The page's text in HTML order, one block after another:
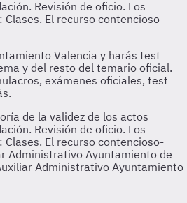
de la validez de los actos
Revisión de oficio. Los
El recurso contencioso-
Administrativo Ayuntamiento de
Administrativo Ayuntamiento